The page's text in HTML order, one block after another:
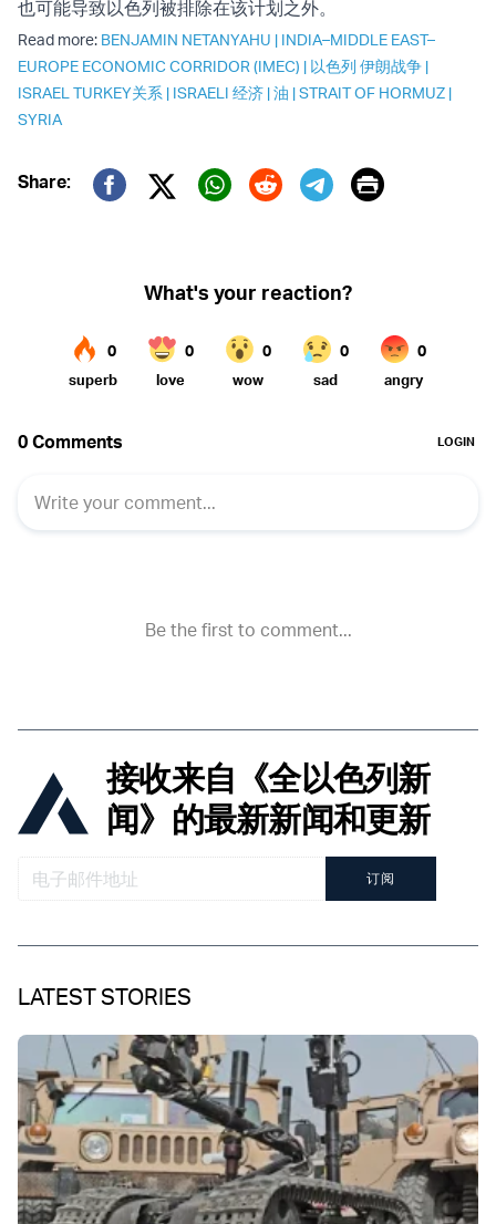
也可能导致以色列被排除在该计划之外。
Read more: BENJAMIN NETANYAHU | INDIA–MIDDLE EAST–
EUROPE ECONOMIC CORRIDOR (IMEC) | 以色列 伊朗战争 |
ISRAEL TURKEY关系 | ISRAELI 经济 |油 |STRAIT OF HORMUZ |
SYRIA
Share:
Twitter (X)
Print
接收来自《全以色列新
闻》的最新新闻和更新
订阅
LATEST STORIES